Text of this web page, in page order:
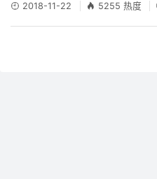
2018-11-22 5255 热度